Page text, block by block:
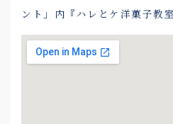
ント」内『ハレとケ洋菓子教室